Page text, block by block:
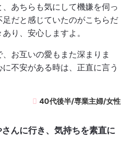
あちらも気にして機嫌を伺っ
だと感じていたのがこちらだ
り、安心しますよ。
お互いの愛もまた深まりま
不安がある時は、正直に言う
40代後半/専業主婦/女性
んに行き、気持ちを素直に